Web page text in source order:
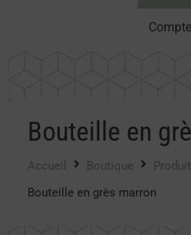
Compte
Bouteille en
Accueil Boutique
Bouteille en grès marron